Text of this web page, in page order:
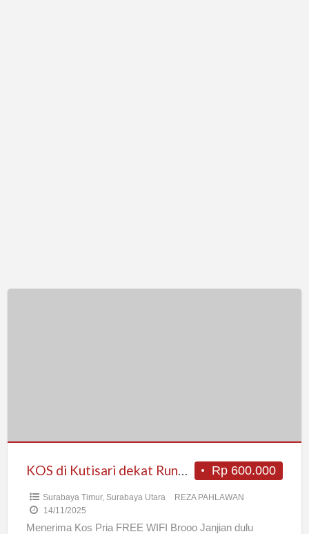
Rp 600.000
KOS di Kutisari dekat Rungkut Sierr
Surabaya Timur, Surabaya Utara
REZA PAHLAWAN
14/11/2025
Menerima Kos Pria FREE WIFI Brooo Janjian dulu